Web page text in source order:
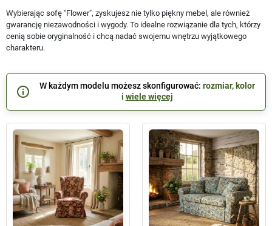
Wybierając sofę "Flower", zyskujesz nie tylko piękny mebel, ale również
gwarancję niezawodności i wygody. To idealne rozwiązanie dla tych, którzy
cenią sobie oryginalność i chcą nadać swojemu wnętrzu wyjątkowego
charakteru.
info_outline W każdym modelu możesz skonfigurować: rozmiar, kolor
i wiele więcej